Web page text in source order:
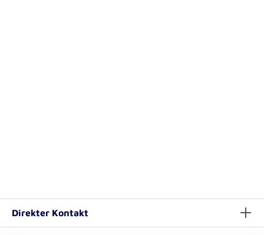
Direkter Kontakt